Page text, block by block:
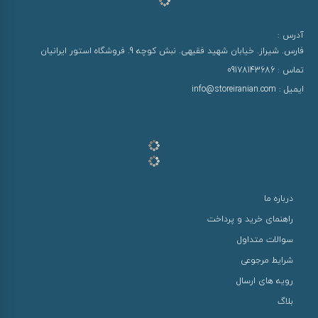
آدرس :
فارس. شیراز. خیابان شهید فقیهی. نبش کوچه 9. فروشگاه استور ایرانیان
تماس : 09178143686
ایمیل : info@storeiranian.com
درباره ما
راهنمای خرید و پرداخت
سوالات متداول
شرایط مرجوعی
رویه های ارسال
بلاگ